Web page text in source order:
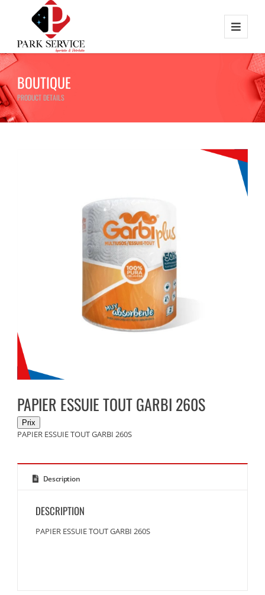
BOUTIQUE
PRODUCT DETAILS
PAPIER ESSUIE TOUT GARBI 260S
PAPIER ESSUIE TOUT GARBI 260S
Description
DESCRIPTION
PAPIER ESSUIE TOUT GARBI 260S